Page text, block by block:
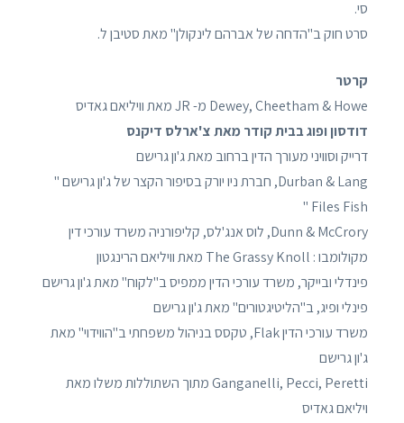
סי.
סרט חוק ב"הדחה של אברהם לינקולן" מאת סטיבן ל.
קרטר
Dewey, Cheetham & Howe מ- JR מאת וויליאם גאדיס
דודסון ופוג בבית קודר מאת צ'ארלס דיקנס
דרייק וסוויני מעורך הדין ברחוב מאת ג'ון גרישם
Durban & Lang, חברת ניו יורק בסיפור הקצר של ג'ון גרישם "
Files Fish "
Dunn & McCrory, לוס אנג'לס, קליפורניה משרד עורכי דין
מקולומבו : The Grassy Knoll מאת וויליאם הרינגטון
פינדלי ובייקר, משרד עורכי הדין ממפיס ב"לקוח" מאת ג'ון גרישם
פינלי ופיג, ב"הליטיגטורים" מאת ג'ון גרישם
משרד עורכי הדין Flak, טקסס בניהול משפחתי ב"הווידוי" מאת
ג'ון גרישם
Ganganelli, Pecci, Peretti מתוך השתוללות משלו מאת
ויליאם גאדיס